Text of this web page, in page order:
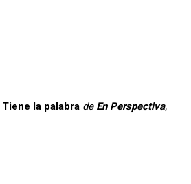
Tiene la palabra de En Perspectiva,